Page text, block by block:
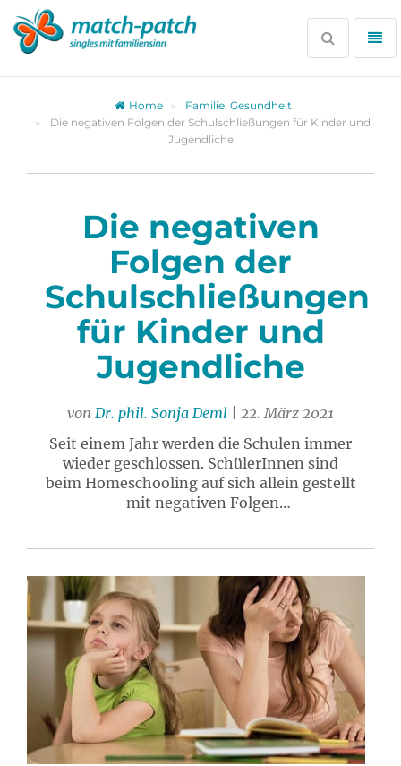
Zur
Partnersuche
Suche
öffnen
Home Familie, Gesundheit
Die negativen Folgen der Schulschließungen für Kinder und
Jugendliche
Die negativen
Folgen der
Schulschließungen
für Kinder und
Jugendliche
von Dr. phil. Sonja Deml | 22. März 2021
Seit einem Jahr werden die Schulen immer
wieder geschlossen. SchülerInnen sind
beim Homeschooling auf sich allein gestellt
– mit negativen Folgen…